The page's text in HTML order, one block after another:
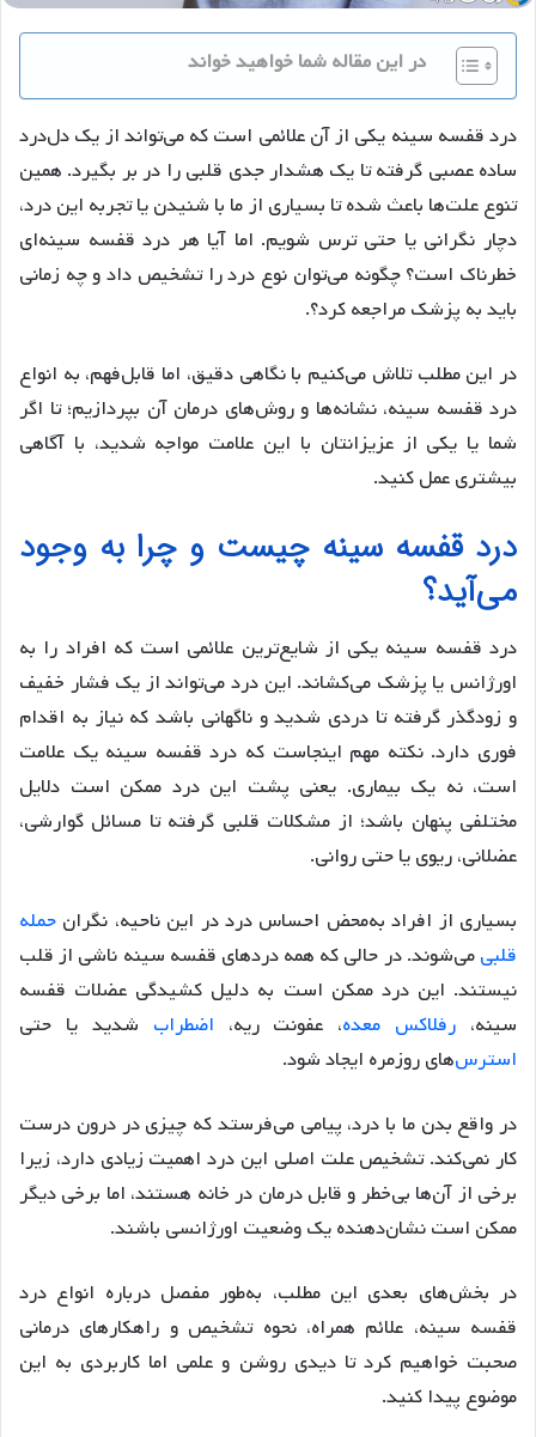
در این مقاله شما خواهید خواند
درد قفسه سینه یکی از آن علائمی است که می‌تواند از یک دل‌درد
ساده عصبی گرفته تا یک هشدار جدی قلبی را در بر بگیرد. همین
تنوع علت‌ها باعث شده تا بسیاری از ما با شنیدن یا تجربه این درد،
دچار نگرانی یا حتی ترس شویم. اما آیا هر درد قفسه سینه‌ای
خطرناک است؟ چگونه می‌توان نوع درد را تشخیص داد و چه زمانی
باید به پزشک مراجعه کرد؟.
در این مطلب تلاش می‌کنیم با نگاهی دقیق، اما قابل‌فهم، به انواع
درد قفسه سینه، نشانه‌ها و روش‌های درمان آن بپردازیم؛ تا اگر
شما یا یکی از عزیزانتان با این علامت مواجه شدید، با آگاهی
بیشتری عمل کنید.
درد قفسه سینه چیست و چرا به وجود
می‌آید؟
درد قفسه سینه یکی از شایع‌ترین علائمی است که افراد را به
اورژانس یا پزشک می‌کشاند. این درد می‌تواند از یک فشار خفیف
و زودگذر گرفته تا دردی شدید و ناگهانی باشد که نیاز به اقدام
فوری دارد. نکته مهم اینجاست که درد قفسه سینه یک علامت
است، نه یک بیماری. یعنی پشت این درد ممکن است دلایل
مختلفی پنهان باشد؛ از مشکلات قلبی گرفته تا مسائل گوارشی،
عضلانی، ریوی یا حتی روانی.
بسیاری از افراد به‌محض احساس درد در این ناحیه، نگران حمله
قلبیمی‌شوند. در حالی که همه دردهای قفسه سینه ناشی از قلب
نیستند. این درد ممکن است به دلیل کشیدگی عضلات قفسه
سینه، رفلاکس معده، عفونت ریه، اضطراب شدید یا حتی
استرس‌های روزمره ایجاد شود.
در واقع بدن ما با درد، پیامی می‌فرستد که چیزی در درون درست
کار نمی‌کند. تشخیص علت اصلی این درد اهمیت زیادی دارد، زیرا
برخی از آن‌ها بی‌خطر و قابل درمان در خانه هستند، اما برخی دیگر
ممکن است نشان‌دهنده یک وضعیت اورژانسی باشند.
در بخش‌های بعدی این مطلب، به‌طور مفصل درباره انواع درد
قفسه سینه، علائم همراه، نحوه تشخیص و راهکارهای درمانی
صحبت خواهیم کرد تا دیدی روشن و علمی اما کاربردی به این
موضوع پیدا کنید.